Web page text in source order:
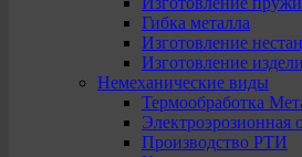
Гибка металла
Изготовление
Изготовление
Немеханические виды
Термообработка
Электроэрозионная
Производство РТИ